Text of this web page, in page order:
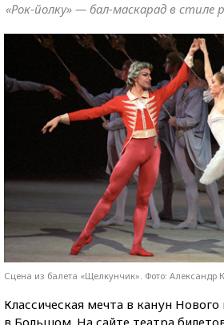
«Рок-йолку» — бал-маскарад в стиле
Сцена из балета «Щелкунчик». Фото: Александр
Классическая мечта в канун
в Большом. На сайте театра